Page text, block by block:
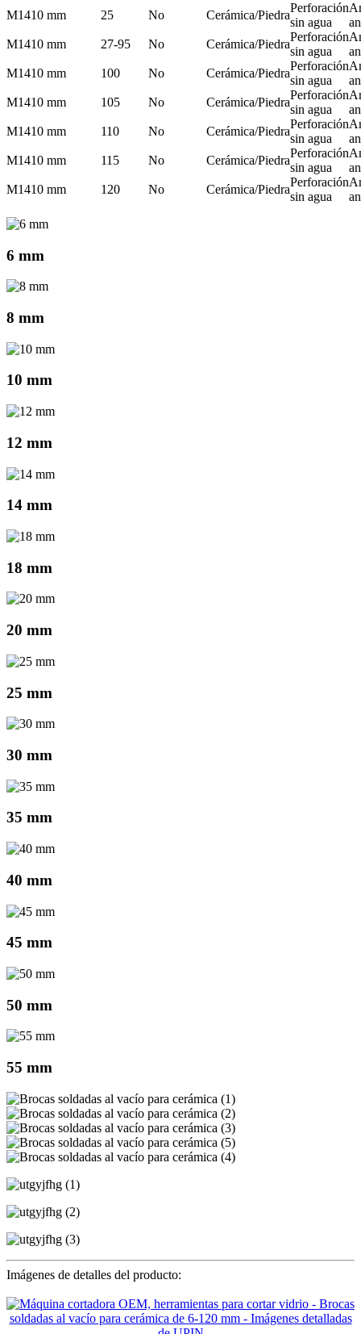
M1410 mm 25 No Cerámica/Piedra
Perforación
sin agua
M1410 mm 27-95 No Cerámica/Piedra
Perforación
sin agua
M1410 mm 100 No Cerámica/Piedra
Perforación
sin agua
M1410 mm 105 No Cerámica/Piedra
Perforación
sin agua
M1410 mm 110 No Cerámica/Piedra
Perforación
sin agua
M1410 mm 115 No Cerámica/Piedra
Perforación
sin agua
M1410 mm 120 No Cerámica/Piedra
Perforación
sin agua
6 mm
8 mm
10 mm
12 mm
14 mm
18 mm
20 mm
25 mm
30 mm
35 mm
40 mm
45 mm
50 mm
55 mm
Imágenes de detalles del producto: